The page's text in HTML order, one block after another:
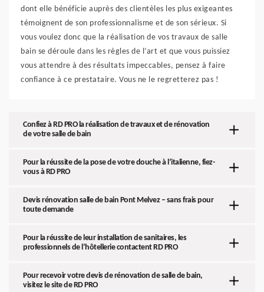
dont elle bénéficie auprès des clientèles les plus exigeantes
témoignent de son professionnalisme et de son sérieux. Si
vous voulez donc que la réalisation de vos travaux de salle
bain se déroule dans les règles de l’art et que vous puissiez
vous attendre à des résultats impeccables, pensez à faire
confiance à ce prestataire. Vous ne le regretterez pas !
Confiez à RD PRO la réalisation de travaux et de rénovation
de votre salle de bain
Pour la réussite de la pose de votre douche à l’italienne, fiez-
vous à RD PRO
Devis rénovation salle de bain Pont Melvez – sans frais pour
toute demande
Pour la réussite de leur installation de sanitaires, les
professionnels de l’hôtellerie contactent RD PRO
Pour recevoir votre devis de rénovation de salle de bain,
visitez le site de RD PRO